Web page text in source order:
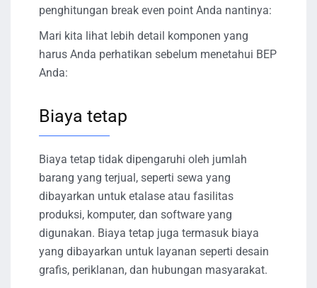
penghitungan break even point Anda nantinya:
Mari kita lihat lebih detail komponen yang
harus Anda perhatikan sebelum menetahui BEP
Anda:
Biaya tetap
Biaya tetap tidak dipengaruhi oleh jumlah
barang yang terjual, seperti sewa yang
dibayarkan untuk etalase atau fasilitas
produksi, komputer, dan software yang
digunakan. Biaya tetap juga termasuk biaya
yang dibayarkan untuk layanan seperti desain
grafis, periklanan, dan hubungan masyarakat.